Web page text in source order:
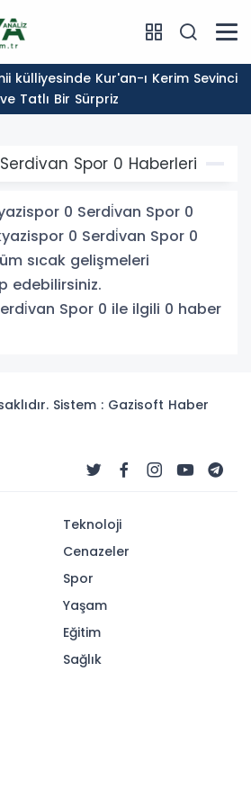
ve Tatlı Bir Sürpriz
Spor 0 Haberleri
0 Serdi̇van Spor 0
0 Serdi̇van Spor 0
sıcak gelişmeleri
edebilirsiniz.
Spor 0 ile ilgili 0 haber
Sistem : Gazisoft Haber
Teknoloji
Cenazeler
Spor
Yaşam
Eğitim
Sağlık